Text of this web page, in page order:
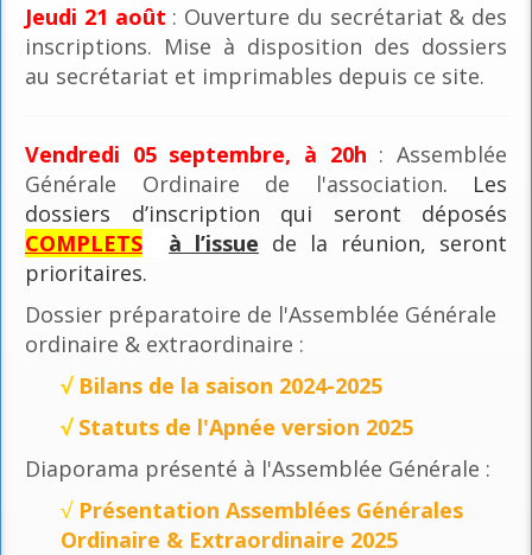
Jeudi 21 août : Ouverture du secrétariat & des
inscriptions. Mise à disposition des dossiers
au secrétariat et imprimables depuis ce site.
Vendredi 05 septembre, à 20h : Assemblée
Générale Ordinaire de l'association. Les
dossiers d’inscription qui seront déposés
COMPLETS
à l’issue de la réunion, seront
prioritaires.
Dossier préparatoire de l'Assemblée Générale
ordinaire & extraordinaire :
√ Bilans de la saison 2024-2025
√ Statuts de l'Apnée version 2025
Diaporama présenté à l'Assemblée Générale :
√ Présentation Assemblées Générales
Ordinaire & Extraordinaire 2025